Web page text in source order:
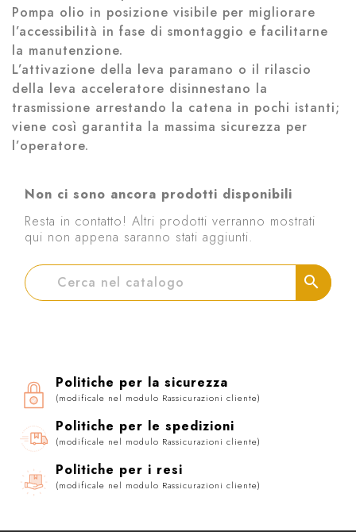
Pompa olio in posizione visibile per migliorare
l’accessibilità in fase di smontaggio e facilitarne
la manutenzione.
L’attivazione della leva paramano o il rilascio
della leva acceleratore disinnestano la
trasmissione arrestando la catena in pochi istanti;
viene così garantita la massima sicurezza per
l’operatore.
Non ci sono ancora prodotti disponibili
Resta in contatto! Altri prodotti verranno mostrati
qui non appena saranno stati aggiunti.
search
Politiche per la sicurezza
(modificale nel modulo Rassicurazioni cliente)
Politiche per le spedizioni
(modificale nel modulo Rassicurazioni cliente)
Politiche per i resi
(modificale nel modulo Rassicurazioni cliente)